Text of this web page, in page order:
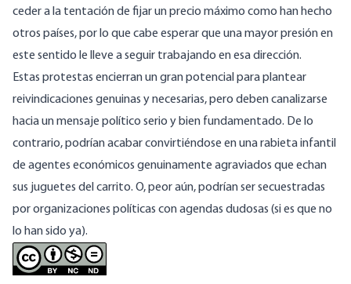
ceder a la tentación de fijar un precio máximo como han hecho
otros países, por lo que cabe esperar que una mayor presión en
este sentido le lleve a seguir trabajando en esa dirección.
Estas protestas encierran un gran potencial para plantear
reivindicaciones genuinas y necesarias, pero deben canalizarse
hacia un mensaje político serio y bien fundamentado. De lo
contrario, podrían acabar convirtiéndose en una rabieta infantil
de agentes económicos genuinamente agraviados que echan
sus juguetes del carrito. O, peor aún, podrían ser secuestradas
por organizaciones políticas con agendas dudosas (si es que no
lo han sido ya).